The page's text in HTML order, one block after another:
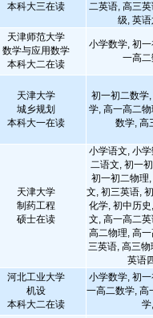
本科大三在读
二英语, 高三
级, 英
天津师范大学
数学与应用数学
本科大二在读
小学数学, 初
一高
天津大学
城乡规划
本科大一在读
初一初二数学
学, 高一高二
数学, 高
天津大学
制药工程
硕士在读
小学语文, 小
二语文, 初一
初一初二物理
文, 初三英语,
化学, 初中历
文, 高一高二
高二物理, 高
三英语, 高三
英语
河北工业大学
机设
本科大二在读
小学数学, 初
一高二数学, 高